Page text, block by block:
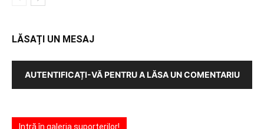
LĂSAȚI UN MESAJ
AUTENTIFICAȚI-VĂ PENTRU A LĂSA UN COMENTARIU
Intră în galeria suporterilor!